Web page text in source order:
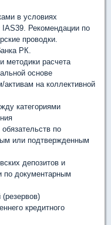
в условиях
Рекомендации по
проводки.
РК.
методики расчета
основе
на коллективной
категориями
по
или подтвержденным
депозитов и
по документарным
кредитного